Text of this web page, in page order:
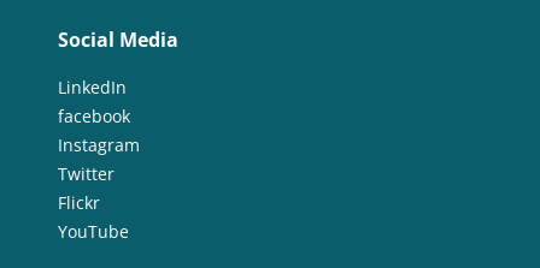
Social Media
LinkedIn
facebook
Instagram
Twitter
Flickr
YouTube